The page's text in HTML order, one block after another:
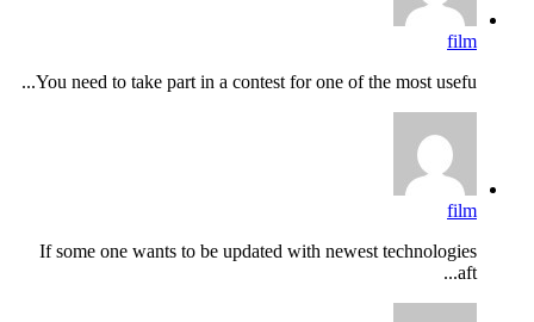
film
You need to take part in a contest for one of the most usefu...
film
If some one wants to be updated with newest technologies
aft...